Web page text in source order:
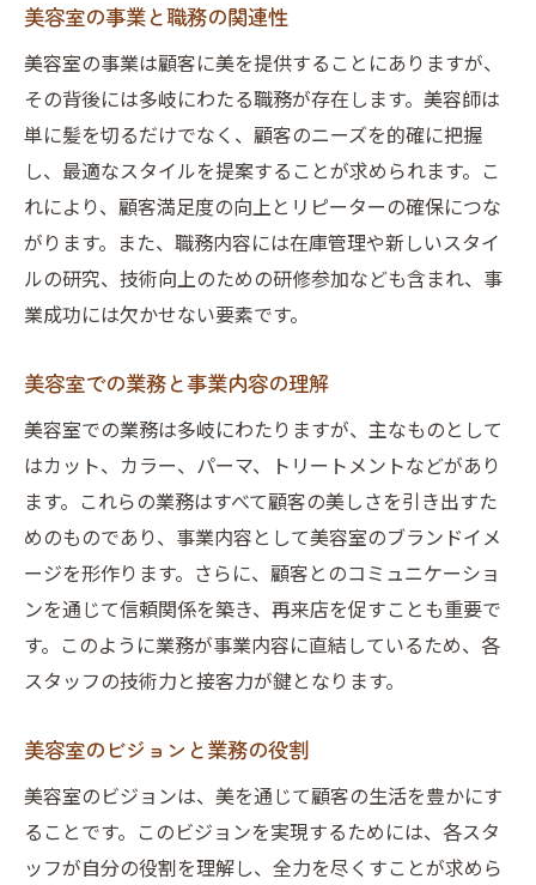
美容室の事業と職務の関連性
美容室の事業は顧客に美を提供することにありますが、
その背後には多岐にわたる職務が存在します。美容師は
単に髪を切るだけでなく、顧客のニーズを的確に把握
し、最適なスタイルを提案することが求められます。こ
れにより、顧客満足度の向上とリピーターの確保につな
がります。また、職務内容には在庫管理や新しいスタイ
ルの研究、技術向上のための研修参加なども含まれ、事
業成功には欠かせない要素です。
美容室での業務と事業内容の理解
美容室での業務は多岐にわたりますが、主なものとして
はカット、カラー、パーマ、トリートメントなどがあり
ます。これらの業務はすべて顧客の美しさを引き出すた
めのものであり、事業内容として美容室のブランドイメ
ージを形作ります。さらに、顧客とのコミュニケーショ
ンを通じて信頼関係を築き、再来店を促すことも重要で
す。このように業務が事業内容に直結しているため、各
スタッフの技術力と接客力が鍵となります。
美容室のビジョンと業務の役割
美容室のビジョンは、美を通じて顧客の生活を豊かにす
ることです。このビジョンを実現するためには、各スタ
ッフが自分の役割を理解し、全力を尽くすことが求めら